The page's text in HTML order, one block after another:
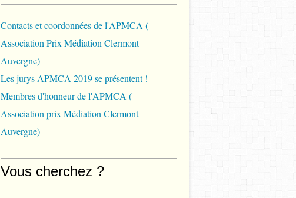
Contacts et coordonnées de l'APMCA (
Association Prix Médiation Clermont
Auvergne)
Les jurys APMCA 2019 se présentent !
Membres d'honneur de l'APMCA (
Association prix Médiation Clermont
Auvergne)
Vous cherchez ?